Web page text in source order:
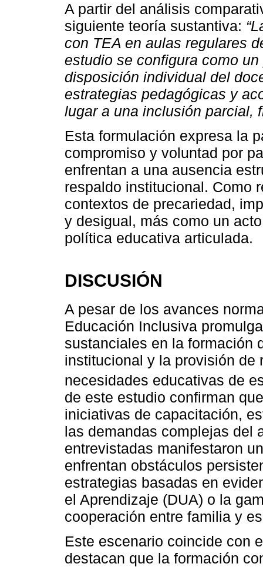
A partir del análisis
siguiente teoría sustantiva:
con TEA en aulas regulares
estudio se configura como
disposición individual del
estrategias pedagógicas y
lugar a una inclusión parcial,
Esta formulación expresa la
compromiso y voluntad por
enfrentan a una ausencia
respaldo institucional. Como
contextos de precariedad,
y desigual, más como un
política educativa articulada.
DISCUSIÓN
A pesar de los avances
Educación Inclusiva
sustanciales en la formación
institucional y la provisión de
necesidades educativas de
de este estudio confirman
iniciativas de capacitación,
las demandas complejas del
entrevistadas manifestaron
enfrentan obstáculos
estrategias basadas en
el Aprendizaje (DUA) o la
cooperación entre familia y
Este escenario coincide con
destacan que la formación